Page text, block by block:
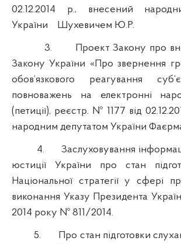
02.12.2014 р., внесений
України
Шухевичем Ю.Р.
3.
Проект Закону про
Закону України «Про звернення
обов’язкового реагування
повноважень на електронні
(петиції), реєстр. № 1177 від
народним депутатом України
4.
Заслуховування
юстиції України про стан
Національної стратегії у сфері
виконання Указу Президента
2014 року № 811/2014.
5.
Про стан підготовки